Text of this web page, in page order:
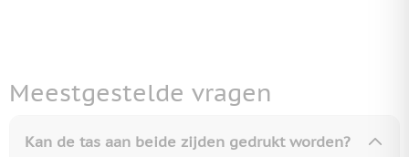
Meestgestelde vragen
Kan de tas aan beide zijden gedrukt worden?